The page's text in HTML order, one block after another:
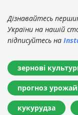
Дізнавайтесь
України на нашій
підписуйтесь на
зернові
прогноз
кукурудза